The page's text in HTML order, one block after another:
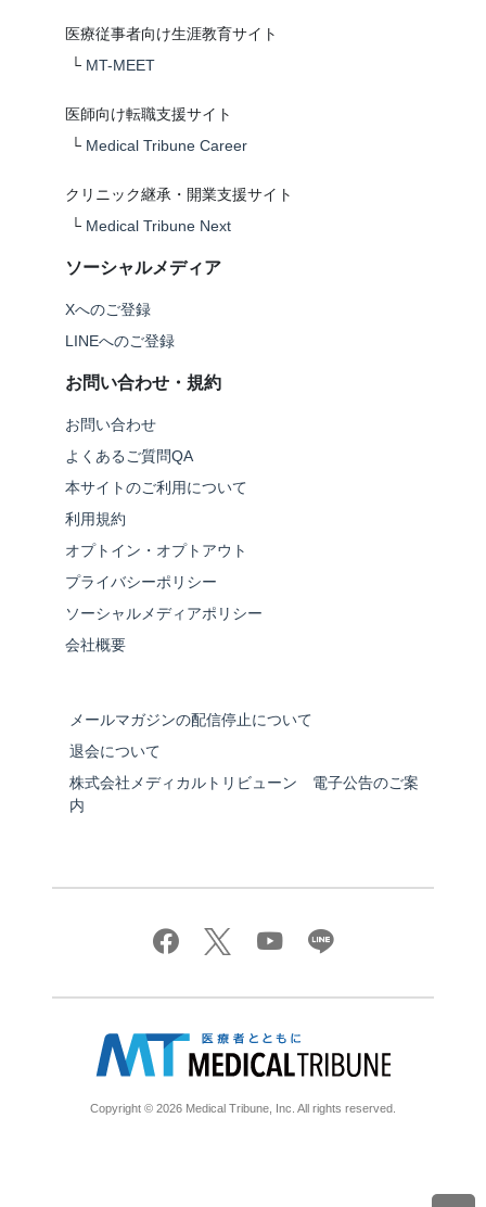
医療従事者向け生涯教育サイト
└ MT-MEET
医師向け転職支援サイト
└ Medical Tribune Career
クリニック継承・開業支援サイト
└ Medical Tribune Next
ソーシャルメディア
Xへのご登録
LINEへのご登録
お問い合わせ・規約
お問い合わせ
よくあるご質問QA
本サイトのご利用について
利用規約
オプトイン・オプトアウト
プライバシーポリシー
ソーシャルメディアポリシー
会社概要
メールマガジンの配信停止について
退会について
株式会社メディカルトリビューン 電子公告のご案
内
Copyright © 2026 Medical Tribune, Inc. All rights reserved.